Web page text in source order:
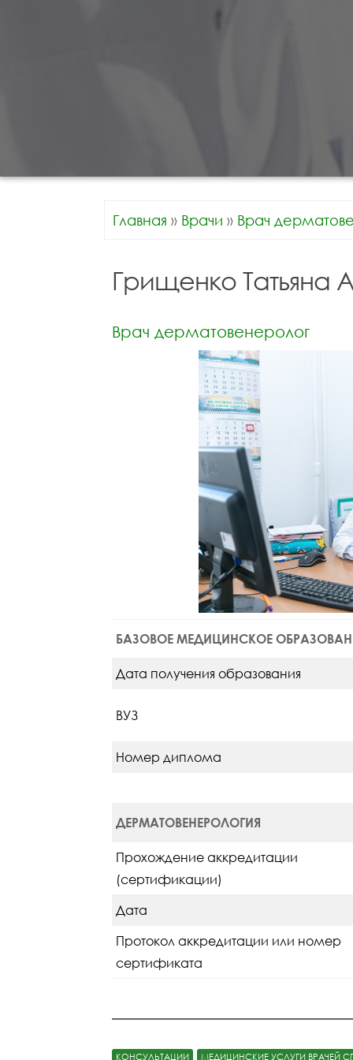
Главная » Врачи » Врач
Грищенко Татьяна
Врач дерматовенеролог
БАЗОВОЕ МЕДИЦИНСКОЕ
Дата получения образования
ВУЗ
Номер диплома
ДЕРМАТОВЕНЕРОЛОГИЯ
Прохождение аккредитации
(сертификации)
Дата
Протокол аккредитации или номер
сертификата
КОНСУЛЬТАЦИИ МЕДИЦИНСКИЕ УСЛУГИ ВРАЧЕЙ
ВРАЧ ЛФК И